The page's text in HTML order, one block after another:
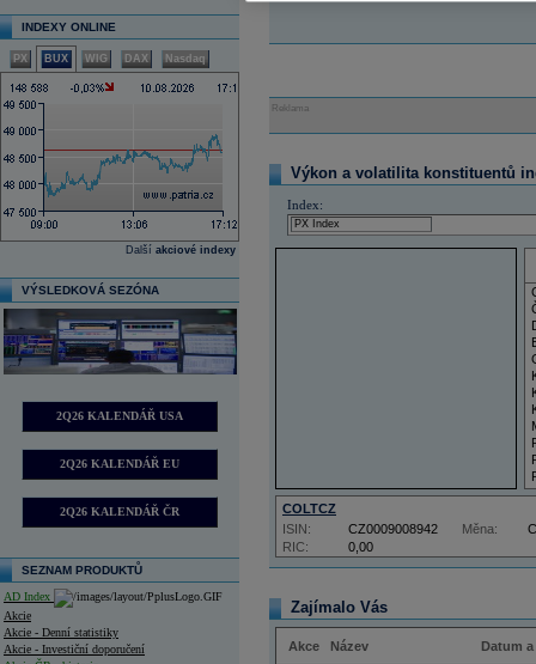
INDEXY ONLINE
PX BUX WIG DAX Nasdaq
Další akciové indexy
VÝSLEDKOVÁ SEZÓNA
2Q26 KALENDÁŘ USA
2Q26 KALENDÁŘ EU
2Q26 KALENDÁŘ ČR
SEZNAM PRODUKTŮ
AD Index
Akcie
Akcie - Denní statistiky
Akcie - Investiční doporučení
Reklama
Výkon a volatilita konstituentů
Index:
COLTCZ
RIC: 0,00
ISIN: CZ0009008942 Měna:
Zajímalo Vás
Akce Název
Datum